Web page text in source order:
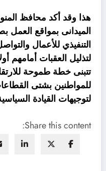
هذا وقد أكد محافظ
الميدانى بمواقع العمل
التنفيذي للأعمال
لتذليل العقبات أمامهم
تتبنى خطة طموحة
للمواطنين بشتى
لتوجيهات القيادة
Share this content: